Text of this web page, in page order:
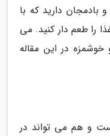
دارید که با
را طعم دار کنید. می
در این مقاله
و هم می تواند در